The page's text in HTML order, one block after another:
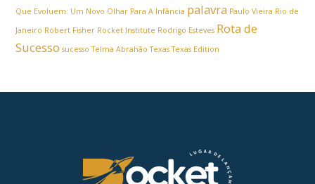
Que Evoluem: Um Novo Olhar Para A Infância palavra Paulo Vieira Rio de
Janeiro Robert Fisher Rocket Institute Rodrigo Esteves Rota de
Sucesso sucesso Telma Abrahão Texas Texas Edition